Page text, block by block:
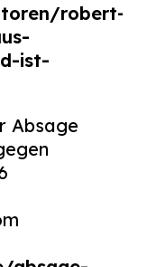
robert-
ist-
Absage